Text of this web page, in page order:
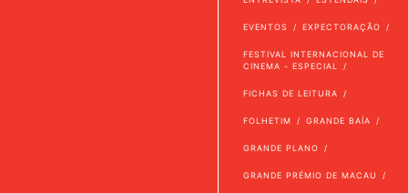
EVENTOS EXPECTORAÇÃO
FESTIVAL INTERNACIONAL DE
CINEMA - ESPECIAL
FICHAS DE LEITURA
FOLHETIM GRANDE BAÍA
GRANDE PLANO
GRANDE PRÉMIO DE MACAU